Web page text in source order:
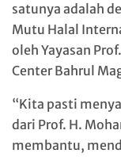
satunya adalah
Mutu Halal
oleh Yayasan
Center Bahrul
“Kita pasti
dari Prof. H.
membantu,